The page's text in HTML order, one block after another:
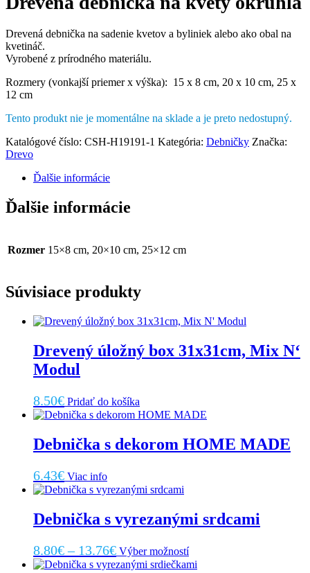
Drevená debnička na sadenie kvetov a byliniek alebo ako obal na
kvetináč.
Vyrobené z prírodného materiálu.
Rozmery (vonkajší priemer x výška): 15 x 8 cm, 20 x 10 cm, 25 x
12 cm
Tento produkt nie je momentálne na sklade a je preto nedostupný.
Katalógové číslo: CSH-H19191-1 Kategória: Debničky Značka:
Drevo
Ďalšie informácie
Ďalšie informácie
Rozmer 15×8 cm, 20×10 cm, 25×12 cm
Súvisiace produkty
Drevený úložný box 31x31cm, Mix N‘
Modul
8.50€ Pridať do košíka
Debnička s dekorom HOME MADE
6.43€ Viac info
Debnička s vyrezanými srdcami
8.80€ – 13.76€Price
range:
Výber možnostíTento
produkt